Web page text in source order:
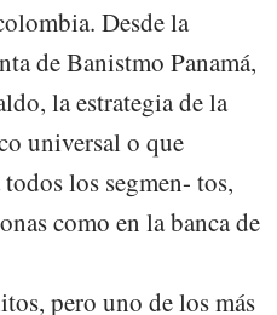
Desde la
de Banistmo Panamá,
la estrategia de la
universal o que
los segmen- tos,
como en la banca de
pero uno de los más